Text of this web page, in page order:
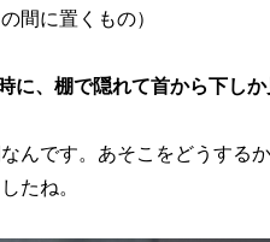
間に置くもの）
に、棚で隠れて首から下しか
んです。あそこをどうする
たね。